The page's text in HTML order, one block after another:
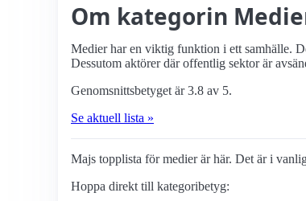
Om kategorin
Medier har en viktig funktion i ett samhälle.
Dessutom aktörer där offentlig sektor är
Genomsnittsbetyget är 3.8 av 5.
Se aktuell lista »
Majs topplista för medier är här. Det är i
Hoppa direkt till kategoribetyg: